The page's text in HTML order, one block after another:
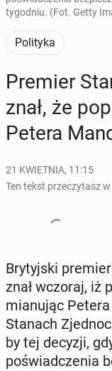
tygodniu. (Fot. Getty
Polityka
Premier
znał, że
Petera
21 KWIETNIA, 11:15
Ten tekst przeczytasz
Bry­tyj­ski
znał wczoraj, iż
mia­nu­jąc
Stanach
by tej decyzji,
po­świad­cze­nia